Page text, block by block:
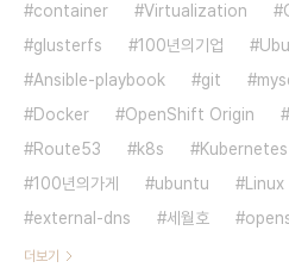
container Virtualization
glusterfs
100년의기업
Ansible-playbook
git
Docker
OpenShift Origin
Route53
k8s Kubernetes
100년의가게
ubuntu Linux
external-dns
세월호
더보기